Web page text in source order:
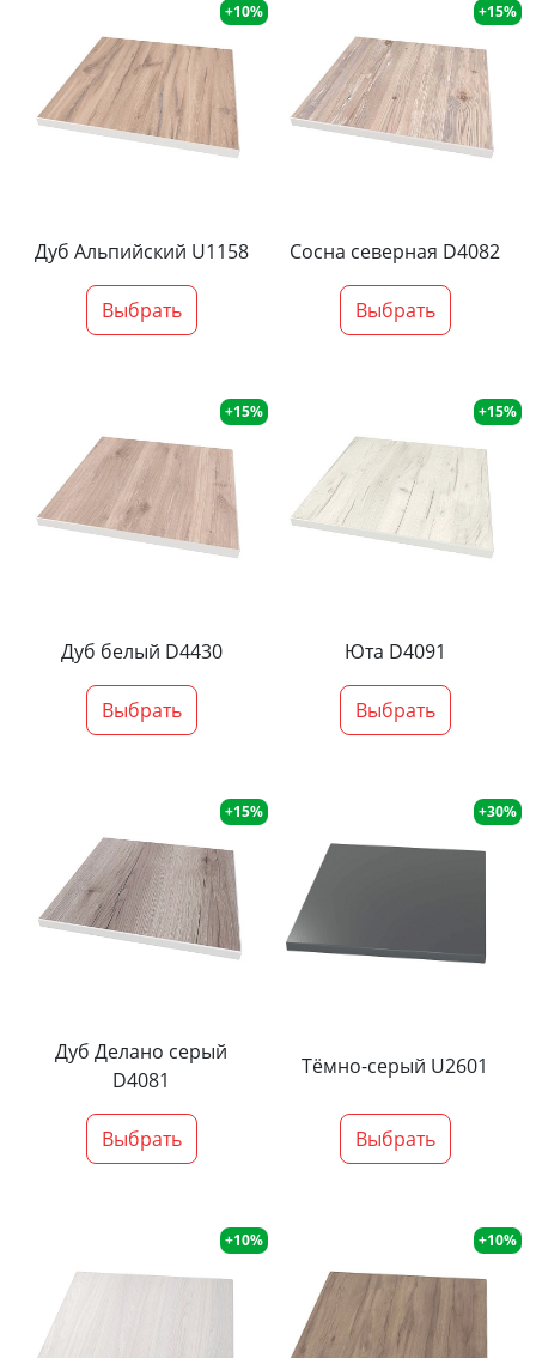
+10%
Дуб Альпийский U1158
Выбрать
+15%
Сосна северная D4082
Выбрать
+15%
Дуб белый D4430
Выбрать
+15%
Юта D4091
Выбрать
+15%
Дуб Делано серый
D4081
Выбрать
+30%
Тёмно-серый U2601
Выбрать
+10% +10%